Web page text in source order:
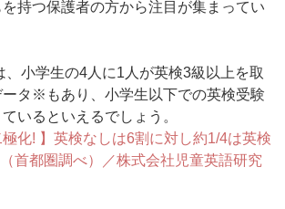
持つ保護者の方から注目が集まってい
、小学生の4人に1人が英検3級以上を取
タ※もあり、小学生以下での英検受験
いるといえるでしょう。
極化! 】英検なしは6割に対し約1/4は英検
首都圏調べ）／株式会社児童英語研究